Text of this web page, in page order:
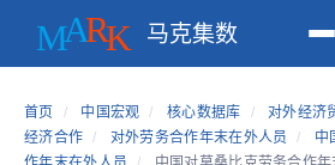
马克集数
首页 / 中国宏观 / 核心数据库 / 对外经济
经济合作 / 对外劳务合作年末在外人员 /
中